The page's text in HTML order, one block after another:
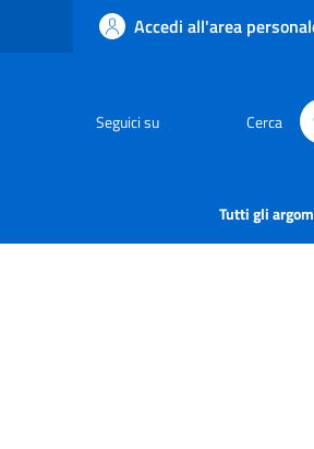
Accedi all'area
Seguici su Cerca
Tutti gli